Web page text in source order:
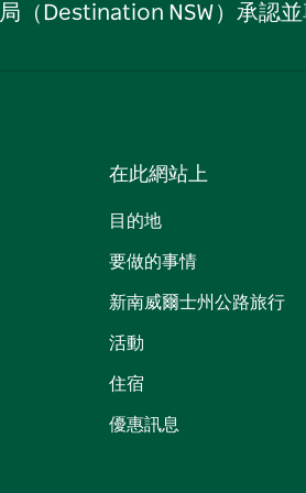
（Destination NSW）承認
在此網站上
目的地
要做的事情
新南威爾士州公路旅行
活動
住宿
優惠訊息